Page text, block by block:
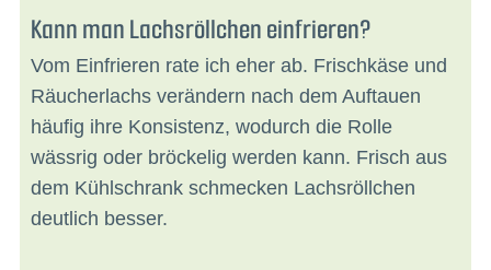
Kann man Lachsröllchen einfrieren?
Vom Einfrieren rate ich eher ab. Frischkäse und
Räucherlachs verändern nach dem Auftauen
häufig ihre Konsistenz, wodurch die Rolle
wässrig oder bröckelig werden kann. Frisch aus
dem Kühlschrank schmecken Lachsröllchen
deutlich besser.